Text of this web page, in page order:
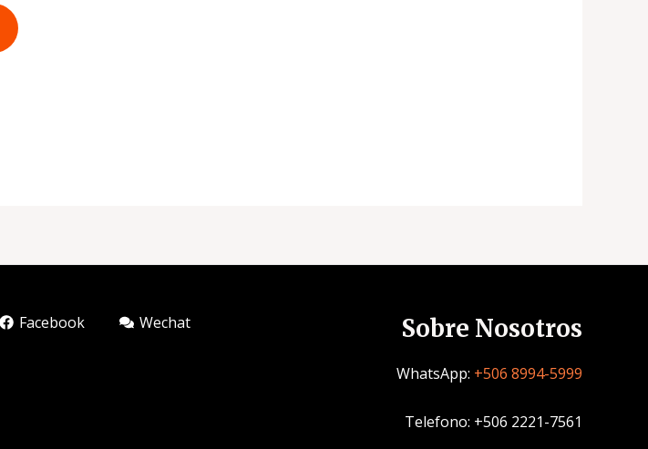
Facebook Wechat Sobre Nosotros
WhatsApp: +506 8994-5999
Telefono: +506 2221-7561